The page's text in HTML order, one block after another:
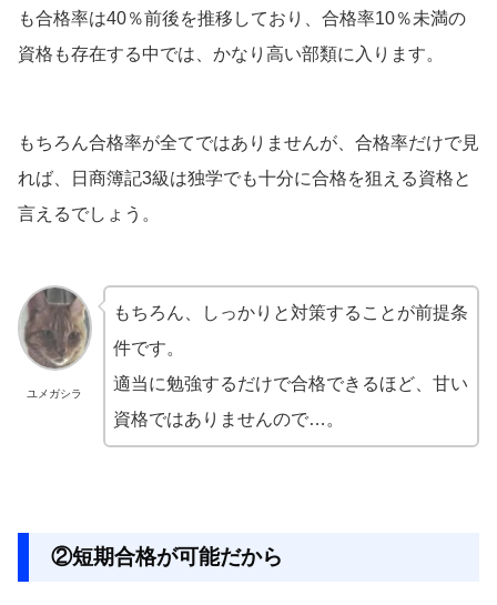
も合格率は40％前後を推移しており、合格率10％未満の
資格も存在する中では、かなり高い部類に入ります。
もちろん合格率が全てではありませんが、合格率だけで見
れば、日商簿記3級は独学でも十分に合格を狙える資格と
言えるでしょう。
ユメガシラ
もちろん、しっかりと対策することが前提条
件です。
適当に勉強するだけで合格できるほど、甘い
資格ではありませんので…。
②短期合格が可能だから